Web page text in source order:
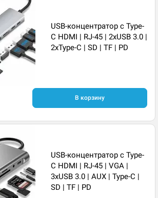
USB-концентратор с Type-
C HDMI | RJ-45 | 2xUSB 3.0 |
2xType-C | SD | TF | PD
В корзину
USB-концентратор с Type-
C HDMI | RJ-45 | VGA |
3xUSB 3.0 | AUX | Type-C |
SD | TF | PD